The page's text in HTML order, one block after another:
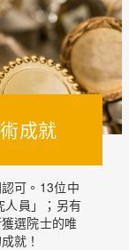
成就
可。13位中
人員」；另有
選院士的唯
就！